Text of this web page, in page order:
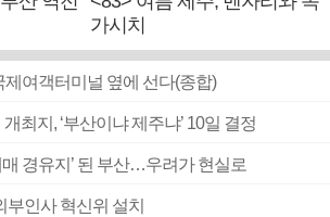
가시치
제여객터미널 옆에 선다(종합)
최지, ‘부산이냐 제주냐’ 10일 결정
경유지’ 된 부산…우려가 현실로
부인사 혁신위 설치